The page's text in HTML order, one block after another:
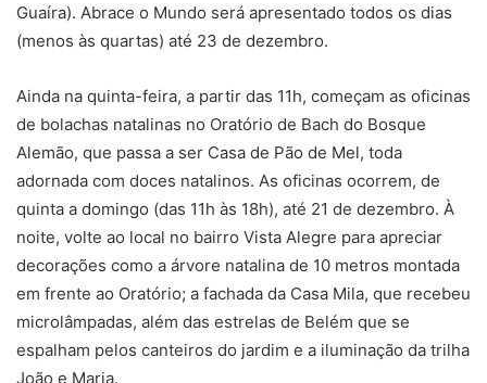
Guaíra). Abrace o Mundo será apresentado todos os dias
(menos às quartas) até 23 de dezembro.
Ainda na quinta-feira, a partir das 11h, começam as oficinas
de bolachas natalinas no Oratório de Bach do Bosque
Alemão, que passa a ser Casa de Pão de Mel, toda
adornada com doces natalinos. As oficinas ocorrem, de
quinta a domingo (das 11h às 18h), até 21 de dezembro. À
noite, volte ao local no bairro Vista Alegre para apreciar
decorações como a árvore natalina de 10 metros montada
em frente ao Oratório; a fachada da Casa Mila, que recebeu
microlâmpadas, além das estrelas de Belém que se
espalham pelos canteiros do jardim e a iluminação da trilha
João e Maria.